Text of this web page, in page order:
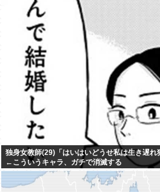
独身女教師(29)「はいはいどうせ私は生き遅れ
←こういうキャラ、ガチで消滅する